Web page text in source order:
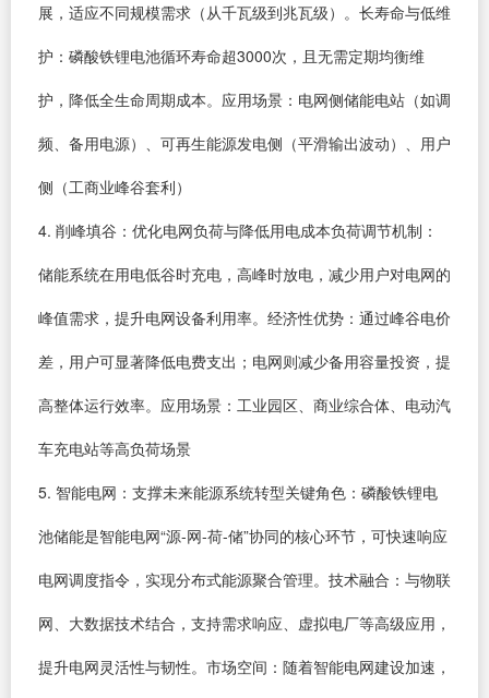
展，适应不同规模需求（从千瓦级到兆瓦级）。长寿命与低维
护：磷酸铁锂电池循环寿命超3000次，且无需定期均衡维
护，降低全生命周期成本。应用场景：电网侧储能电站（如调
频、备用电源）、可再生能源发电侧（平滑输出波动）、用户
侧（工商业峰谷套利）
4. 削峰填谷：优化电网负荷与降低用电成本负荷调节机制：
储能系统在用电低谷时充电，高峰时放电，减少用户对电网的
峰值需求，提升电网设备利用率。经济性优势：通过峰谷电价
差，用户可显著降低电费支出；电网则减少备用容量投资，提
高整体运行效率。应用场景：工业园区、商业综合体、电动汽
车充电站等高负荷场景
5. 智能电网：支撑未来能源系统转型关键角色：磷酸铁锂电
池储能是智能电网“源-网-荷-储”协同的核心环节，可快速响应
电网调度指令，实现分布式能源聚合管理。技术融合：与物联
网、大数据技术结合，支持需求响应、虚拟电厂等高级应用，
提升电网灵活性与韧性。市场空间：随着智能电网建设加速，